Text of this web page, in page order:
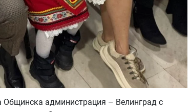
Общинска администрация – Велинград с